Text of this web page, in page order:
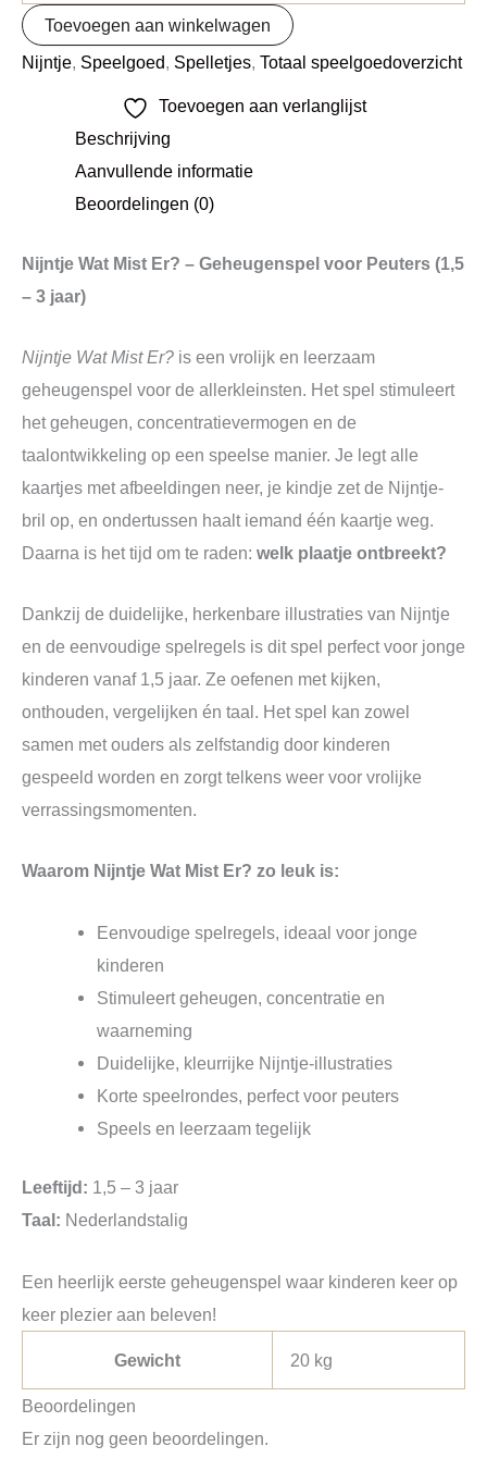
Toevoegen aan winkelwagen
Nijntje, Speelgoed, Spelletjes, Totaal speelgoedoverzicht
Toevoegen aan verlanglijst
Beschrijving
Aanvullende informatie
Beoordelingen (0)
Nijntje Wat Mist Er? – Geheugenspel voor Peuters (1,5
– 3 jaar)
Nijntje Wat Mist Er? is een vrolijk en leerzaam
geheugenspel voor de allerkleinsten. Het spel stimuleert
het geheugen, concentratievermogen en de
taalontwikkeling op een speelse manier. Je legt alle
kaartjes met afbeeldingen neer, je kindje zet de Nijntje-
bril op, en ondertussen haalt iemand één kaartje weg.
Daarna is het tijd om te raden: welk plaatje ontbreekt?
Dankzij de duidelijke, herkenbare illustraties van Nijntje
en de eenvoudige spelregels is dit spel perfect voor jonge
kinderen vanaf 1,5 jaar. Ze oefenen met kijken,
onthouden, vergelijken én taal. Het spel kan zowel
samen met ouders als zelfstandig door kinderen
gespeeld worden en zorgt telkens weer voor vrolijke
verrassingsmomenten.
Waarom Nijntje Wat Mist Er? zo leuk is:
Eenvoudige spelregels, ideaal voor jonge
kinderen
Stimuleert geheugen, concentratie en
waarneming
Duidelijke, kleurrijke Nijntje-illustraties
Korte speelrondes, perfect voor peuters
Speels en leerzaam tegelijk
Leeftijd: 1,5 – 3 jaar
Taal: Nederlandstalig
Een heerlijk eerste geheugenspel waar kinderen keer op
keer plezier aan beleven!
Gewicht 20 kg
Beoordelingen
Er zijn nog geen beoordelingen.